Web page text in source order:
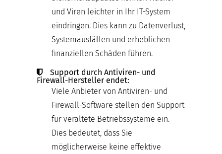
und Viren leichter in Ihr IT-System
eindringen. Dies kann zu Datenverlust,
Systemausfällen und erheblichen
finanziellen Schäden führen.
Support durch Antiviren- und
Firewall-Hersteller endet:
Viele Anbieter von Antiviren- und
Firewall-Software stellen den Support
für veraltete Betriebssysteme ein.
Dies bedeutet, dass Sie
möglicherweise keine effektive